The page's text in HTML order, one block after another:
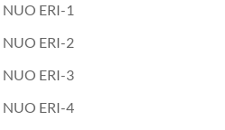
NUO ERI-1
NUO ERI-2
NUO ERI-3
NUO ERI-4